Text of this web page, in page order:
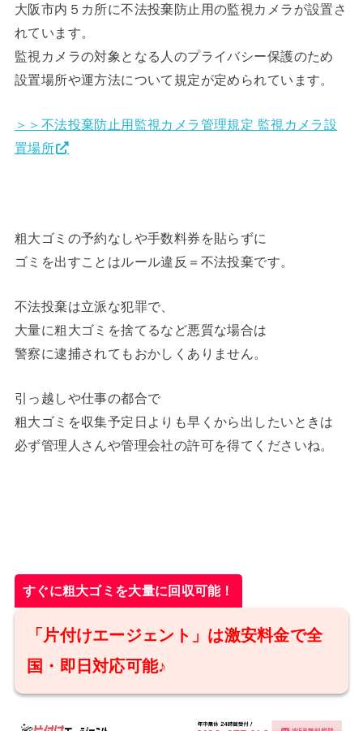
大阪市内５カ所に不法投棄防止用の監視カメラが設置さ
れています。
監視カメラの対象となる人のプライバシー保護のため
設置場所や運方法について規定が定められています。
＞＞不法投棄防止用監視カメラ管理規定 監視カメラ設
置場所
粗大ゴミの予約なしや手数料券を貼らずに
ゴミを出すことはルール違反＝不法投棄です。
不法投棄は立派な犯罪で、
大量に粗大ゴミを捨てるなど悪質な場合は
警察に逮捕されてもおかしくありません。
引っ越しや仕事の都合で
粗大ゴミを収集予定日よりも早くから出したいときは
必ず管理人さんや管理会社の許可を得てくださいね。
すぐに粗大ゴミを大量に回収可能！
「片付けエージェント」は激安料金で全
国・即日対応可能♪